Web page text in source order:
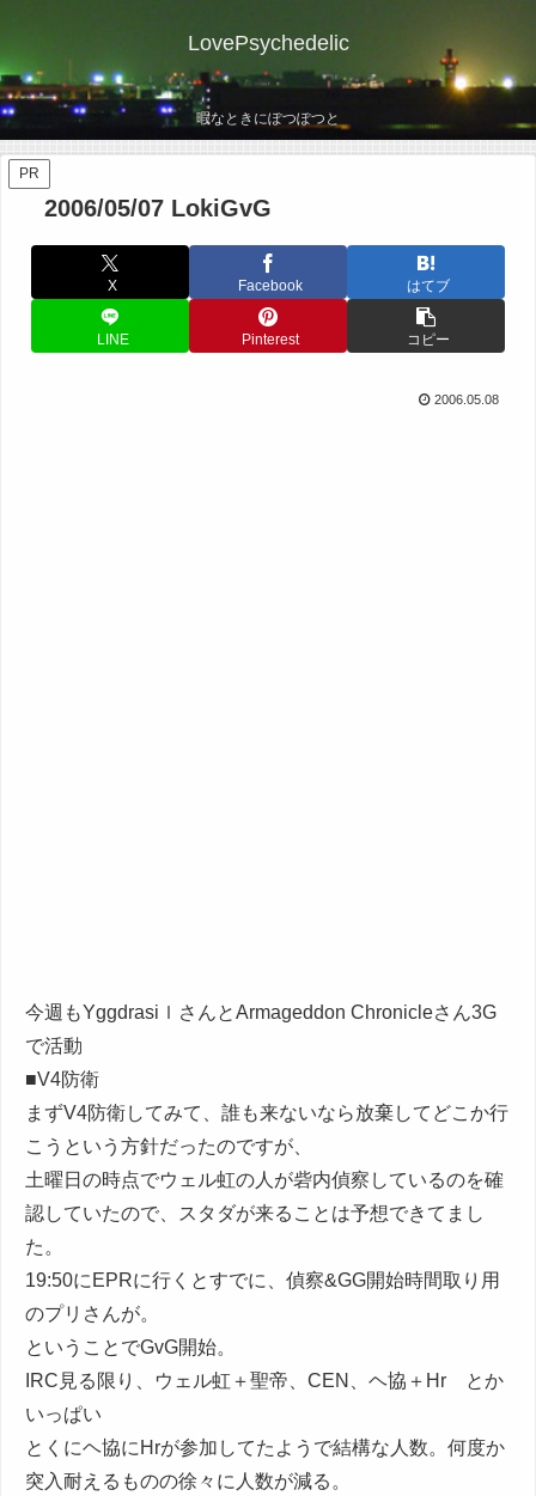
LovePsychedelic
暇なときにぽつぽつと
PR
2006/05/07 LokiGvG
X Facebook はてブ
LINE Pinterest コピー
2006.05.08
今週もYggdrasiｌさんとArmageddon Chronicleさん3G
で活動
■V4防衛
まずV4防衛してみて、誰も来ないなら放棄してどこか行
こうという方針だったのですが、
土曜日の時点でウェル虹の人が砦内偵察しているのを確
認していたので、スタダが来ることは予想できてまし
た。
19:50にEPRに行くとすでに、偵察&GG開始時間取り用
のプリさんが。
ということでGvG開始。
IRC見る限り、ウェル虹＋聖帝、CEN、ヘ協＋Hr とか
いっぱい
とくにヘ協にHrが参加してたようで結構な人数。何度か
突入耐えるものの徐々に人数が減る。